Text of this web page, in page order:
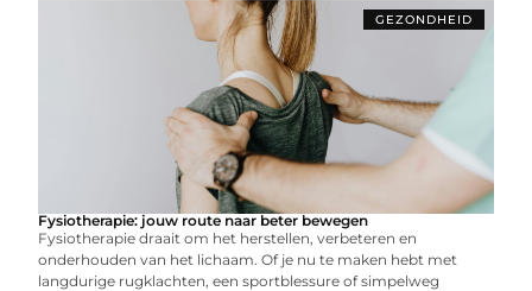
GEZONDHEID
Fysiotherapie: jouw route naar beter bewegen
Fysiotherapie draait om het herstellen, verbeteren en
onderhouden van het lichaam. Of je nu te maken hebt met
langdurige rugklachten, een sportblessure of simpelweg